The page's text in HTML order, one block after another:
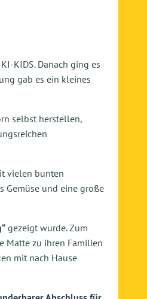
KIDS. Danach ging es
gab es ein kleines
selbst herstellen,
vielen bunten
Gemüse und eine große
gezeigt wurde. Zum
Matte zu ihren Familien
mit nach Hause